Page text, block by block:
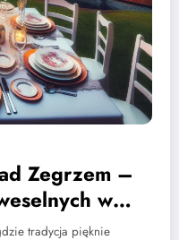
Zegrzem –
w
tradycja pięknie